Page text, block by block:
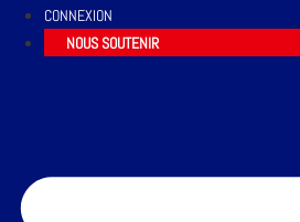
CONNEXION
NOUS SOUTENIR